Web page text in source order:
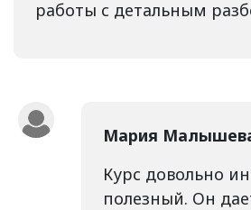
работы с детальным
Мария
Курс довольно
полезный. Он